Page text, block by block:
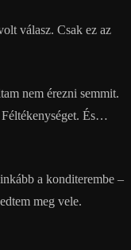
válasz. Csak ez az
nem érezni semmit.
És…
a konditerembe –
meg vele.